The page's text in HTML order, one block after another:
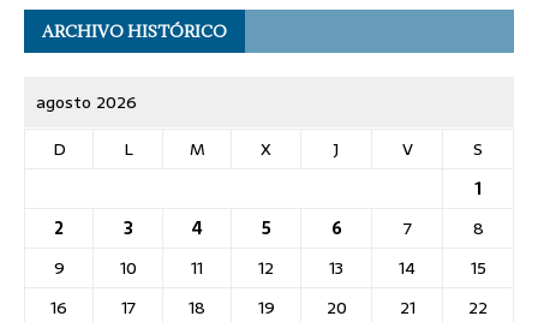
ARCHIVO HISTÓRICO
agosto 2026
D
L M X J V
S
1
2
3 4 5 6 7
8
9
10 11 12 13 14
15
16
17 18 19 20 21
22